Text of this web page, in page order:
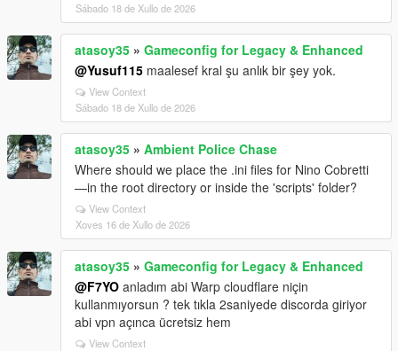
Sábado 18 de Xullo de 2026
atasoy35 » Gameconfig for Legacy & Enhanced
@Yusuf115 maalesef kral şu anlık bir şey yok.
View Context
Sábado 18 de Xullo de 2026
atasoy35 » Ambient Police Chase
Where should we place the .ini files for Nino Cobretti
—in the root directory or inside the 'scripts' folder?
View Context
Xoves 16 de Xullo de 2026
atasoy35 » Gameconfig for Legacy & Enhanced
@F7YO anladım abi Warp cloudflare niçin
kullanmıyorsun ? tek tıkla 2saniyede discorda giriyor
abi vpn açınca ücretsiz hem
View Context